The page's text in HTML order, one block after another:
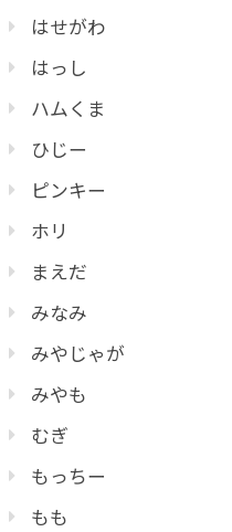
はせがわ
はっし
ハムくま
ひじー
ピンキー
ホリ
まえだ
みなみ
みやじゃが
みやも
むぎ
もっちー
もも